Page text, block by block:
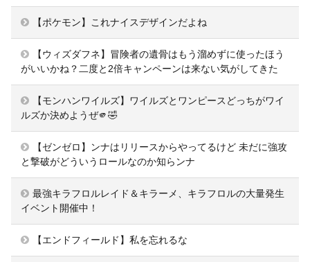
【ポケモン】これナイスデザインだよね
【ウィズダフネ】冒険者の遺骨はもう溜めずに使ったほう
がいいかね？二度と2倍キャンペーンは来ない気がしてきた
【モンハンワイルズ】ワイルズとワンピースどっちがワイ
ルズか決めようぜ🫵🤣
【ゼンゼロ】ンナはリリースからやってるけど 未だに強攻
と撃破がどういうロールなのか知らンナ
最強キラフロルレイド＆キラーメ、キラフロルの大量発生
イベント開催中！
【エンドフィールド】私を忘れるな